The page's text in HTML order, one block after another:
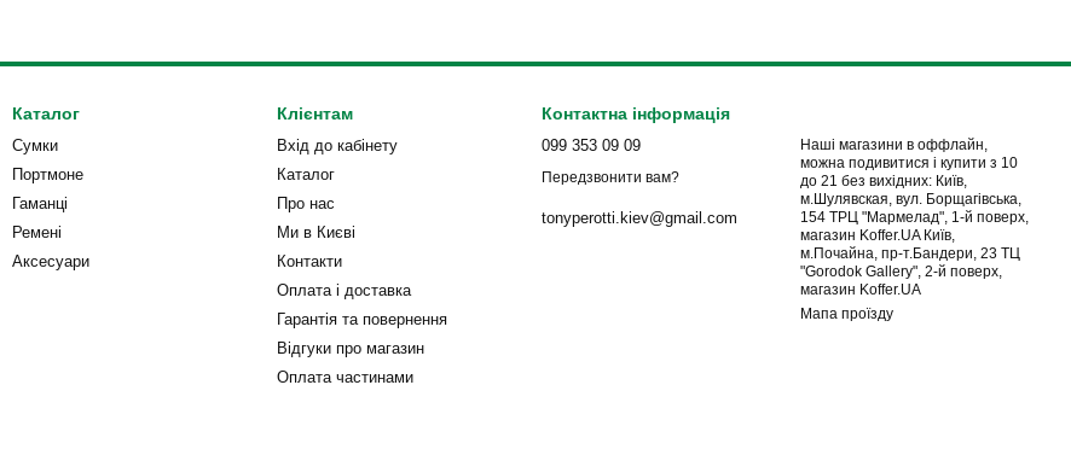
Каталог
Сумки
Портмоне
Гаманці
Ремені
Аксесуари
Клієнтам
Вхід до кабінету
Каталог
Про нас
Ми в Києві
Контакти
Оплата і доставка
Гарантія та повернення
Відгуки про магазин
Оплата частинами
Контактна інформація
099 353 09 09
Передзвонити вам?
tonyperotti.kiev@gmail.com
Наші магазини в оффлайн,
можна подивитися і купити з 10
до 21 без вихідних: Київ,
м.Шулявская, вул. Борщагівська,
154 ТРЦ "Мармелад", 1-й поверх,
магазин Koffer.UA Київ,
м.Почайна, пр-т.Бандери, 23 ТЦ
"Gorodok Gallery", 2-й поверх,
магазин Koffer.UA
Мапа проїзду